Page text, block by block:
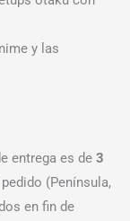
y las
entrega es de 3
(Península,
en fin de